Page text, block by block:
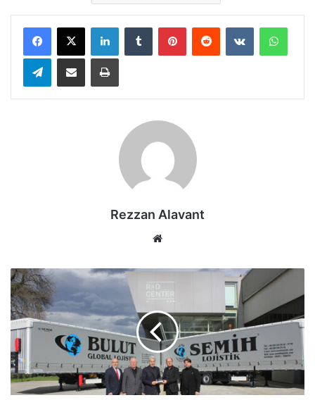
LinkedInTumblr PinterestReddit VKontakte
TelegramE-Posta ile paylaş Yazdır
Rezzan Alavant
Semih
Lojistik’e
Yüksek
Güvenlik
ve
Hızlı
Operasyonlar
İçin
20